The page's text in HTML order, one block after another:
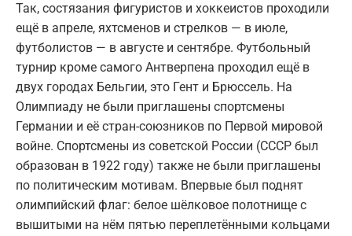
Так, состязания фигуристов и хоккеистов проходили
ещё в апреле, яхтсменов и стрелков — в июле,
футболистов — в августе и сентябре. Футбольный
турнир кроме самого Антверпена проходил ещё в
двух городах Бельгии, это Гент и Брюссель. На
Олимпиаду не были приглашены спортсмены
Германии и её стран-союзников по Первой мировой
войне. Спортсмены из советской России (СССР был
образован в 1922 году) также не были приглашены
по политическим мотивам. Впервые был поднят
олимпийский флаг: белое шёлковое полотнище с
вышитыми на нём пятью переплетёнными кольцами